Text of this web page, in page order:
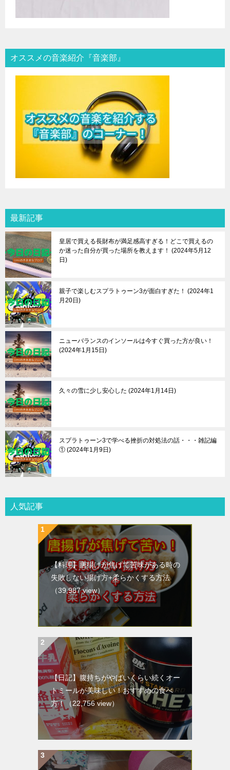
オススメの音楽紹介『音楽部』
最新記事
皇居で買える長財布が満足感高すぎる！どこで買えるの
か迷った自分が買った場所を教えます！
2024年5月12
日
親子で楽しむスプラトゥーン3が面白すぎた！
2024年1
月20日
ニューバランスのインソールは今すぐ買った方が良い！
2024年1月15日
久々の雪に少し安心した 2024年1月14日
スプラトゥーン3で学べる挫折の対処法の話・・・雑記編
① 2024年1月9日
人気記事
【料理】唐揚げが焦げて苦味がある時の
失敗しない揚げ方+柔らかくする方法
（39,987 view）
【日記】腹持ちがやばいくらい続くオー
トミールが美味しい！おすすめの食べ
方！
（22,756 view）